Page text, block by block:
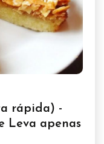
rápida) -
Leva apenas